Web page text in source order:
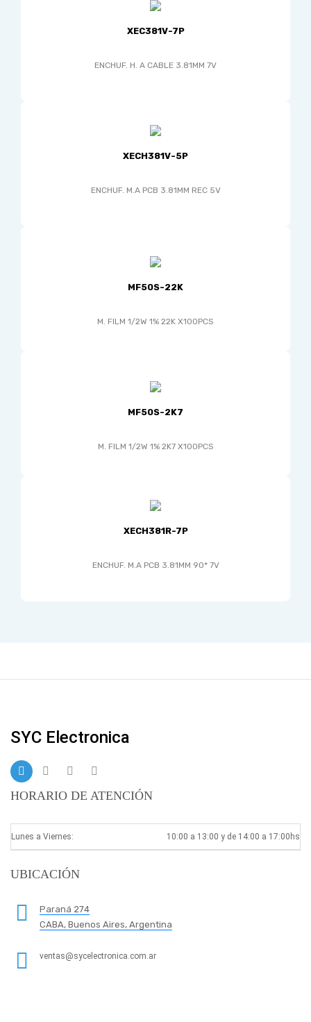
XEC381V-7P
ENCHUF. H. A CABLE 3.81MM 7V
XECH381V-5P
ENCHUF. M.A PCB 3.81MM REC 5V
MF50S-22K
M. FILM 1/2W 1% 22K X100PCS
MF50S-2K7
M. FILM 1/2W 1% 2K7 X100PCS
XECH381R-7P
ENCHUF. M.A PCB 3.81MM 90* 7V
SYC Electronica
HORARIO DE ATENCIÓN
Lunes a Viernes: 10:00 a 13:00 y de 14:00 a 17:00hs
UBICACIÓN
Paraná 274
CABA, Buenos Aires, Argentina
ventas@sycelectronica.com.ar